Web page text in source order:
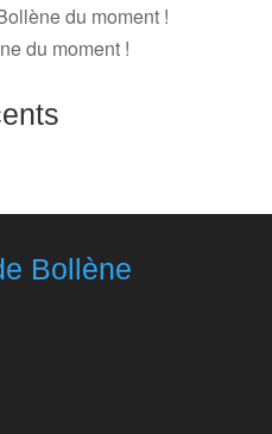
du moment !
du moment !
Bollène